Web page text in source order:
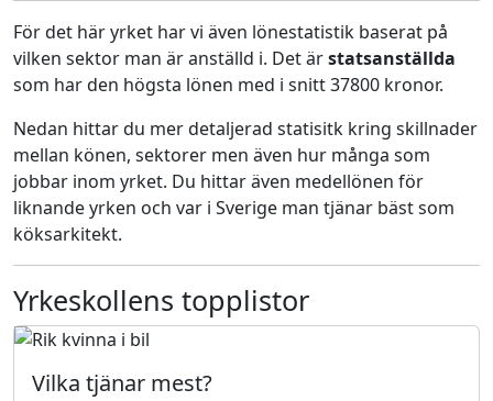
För det här yrket har vi även lönestatistik baserat på
vilken sektor man är anställd i. Det ärstatsanställda
som har den högsta lönen med i snitt 37800 kronor.
Nedan hittar du mer detaljerad statisitk kring skillnader
mellan könen, sektorer men även hur många som
jobbar inom yrket. Du hittar även medellönen för
liknande yrken och var i Sverige man tjänar bäst som
köksarkitekt.
Yrkeskollens topplistor
Vilka tjänar mest?